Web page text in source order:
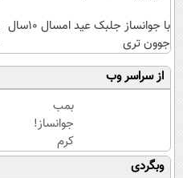
با جوانساز جلبک عید امسال ۱۰سال
جوون تری
از سراسر وب
بمب
جوانساز!
کرم
بوتاکس
وبگردی